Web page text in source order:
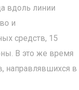
вдоль линии
и
средств, 15
В это же время
направлявшихся в